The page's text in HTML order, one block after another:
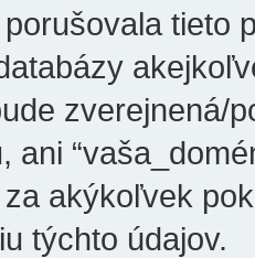
tieto
zverejnená/
ani
akýkoľvek
týchto údajov.